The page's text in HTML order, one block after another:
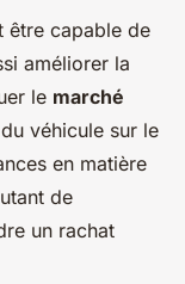
être capable de
améliorer la
le marché
véhicule sur le
en matière
de
un rachat